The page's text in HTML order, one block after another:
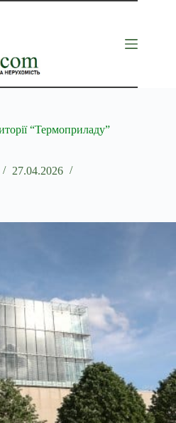
“Термоприладу”
27.04.2026